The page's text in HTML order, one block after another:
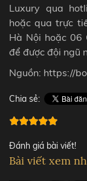
Luxury qua
hoặc qua trực
Hà Nội hoặc 06
để được đội ngũ
Nguồn: https://
Chia sẻ:
Đánh giá bài viết!
Bài viết xem